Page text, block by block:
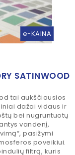
e-KAINA
SATINWOOD
tai aukščiausios
dažai vidaus ir
bei nugruntuotų
vandenį,
pasižymi
poveikiui.
filtrą, kuris